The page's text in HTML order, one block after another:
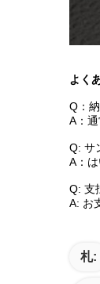
よく
Q：
A：
Q: サ
A：
Q: 支
A: お
札: